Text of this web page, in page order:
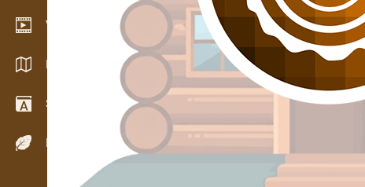
Video showroom
Katalogy / Brožury
Slovník
Dřeviny